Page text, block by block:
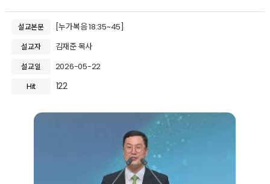
설교본문 [누가복음 18:35~45]
설교자 김재준 목사
설교일
2026-05-22
Hit
122